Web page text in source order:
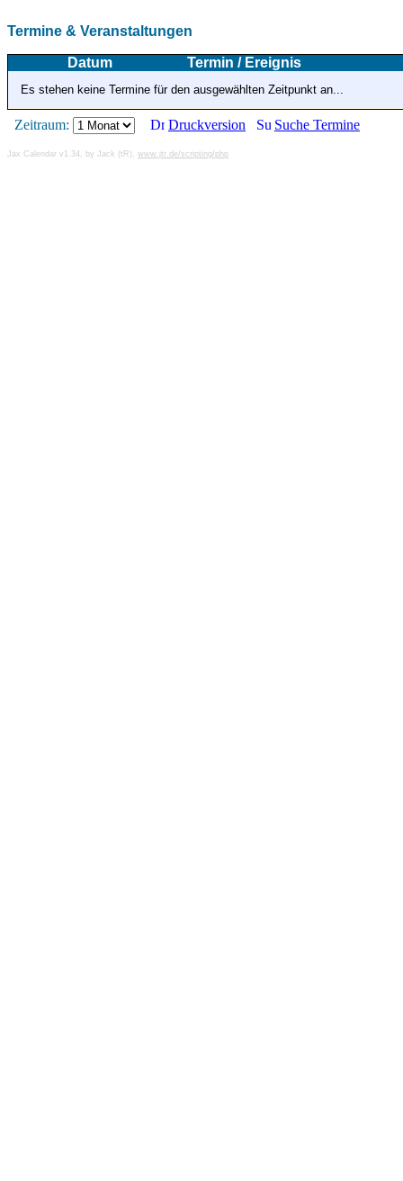
Termine & Veranstaltungen
Datum Termin / Ereignis
Es stehen keine Termine für den ausgewählten Zeitpunkt an...
Zeitraum: Druckversion Suche Termine
Jax Calendar v1.34, by Jack (tR), www.jtr.de/scripting/php